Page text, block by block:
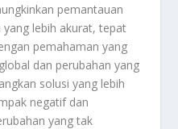
pemantauan
yang lebih akurat, tepat
pemahaman yang
dan perubahan yang
solusi yang lebih
negatif dan
yang tak